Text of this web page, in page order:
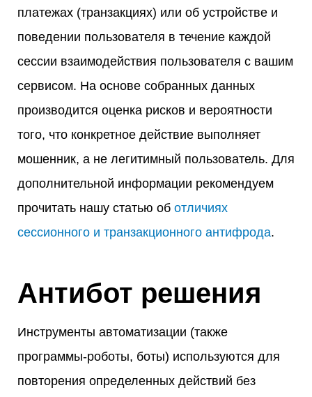
платежах (транзакциях) или об устройстве и
поведении пользователя в течение каждой
сессии взаимодействия пользователя с вашим
сервисом. На основе собранных данных
производится оценка рисков и вероятности
того, что конкретное действие выполняет
мошенник, а не легитимный пользователь. Для
дополнительной информации рекомендуем
прочитать нашу статью об отличиях
сессионного и транзакционного антифрода.
Антибот решения
Инструменты автоматизации (также
программы-роботы, боты) используются для
повторения определенных действий без